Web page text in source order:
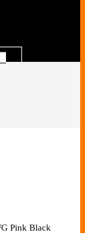
Pink Black